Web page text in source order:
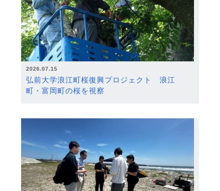
2026.07.15
弘前大学浪江町桜復興プロジェクト 浪江
町・富岡町の桜を視察